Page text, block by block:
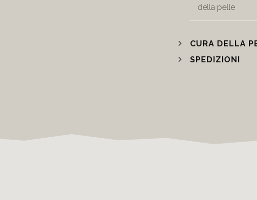
della pelle
CURA DELLA
SPEDIZIONI